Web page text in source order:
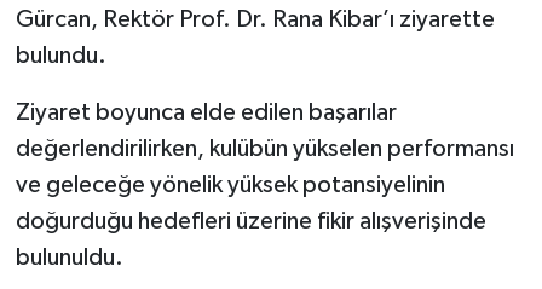
Gürcan, Rektör Prof. Dr. Rana Kibar’ı ziyarette
bulundu.
Ziyaret boyunca elde edilen başarılar
değerlendirilirken, kulübün yükselen performansı
ve geleceğe yönelik yüksek potansiyelinin
doğurduğu hedefleri üzerine fikir alışverişinde
bulunuldu.